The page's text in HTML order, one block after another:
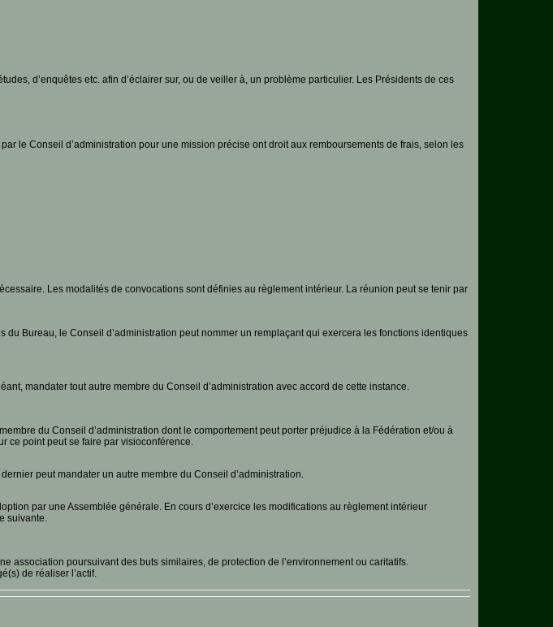
d’enquêtes etc. afin d’éclairer sur, ou de veiller à, un problème particulier. Les Présidents de ces
le Conseil d’administration pour une mission précise ont droit aux remboursements de frais, selon les
Les modalités de convocations sont définies au règlement intérieur. La réunion peut se tenir par
Bureau, le Conseil d’administration peut nommer un remplaçant qui exercera les fonctions identiques
mandater tout autre membre du Conseil d’administration avec accord de cette instance.
du Conseil d’administration dont le comportement peut porter préjudice à la Fédération et/ou à
ce point peut se faire par visioconférence.
peut mandater un autre membre du Conseil d’administration.
par une Assemblée générale. En cours d’exercice les modifications au règlement intérieur
suivante.
association poursuivant des buts similaires, de protection de l’environnement ou caritatifs.
de réaliser l’actif.